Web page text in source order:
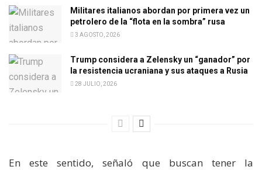
Militares italianos abordan por primera vez un
petrolero de la “flota en la sombra” rusa
3 AGOSTO, 2026
Trump considera a Zelensky un “ganador” por
la resistencia ucraniana y sus ataques a Rusia
28 JULIO, 2026
En este sentido, señaló que buscan tener la